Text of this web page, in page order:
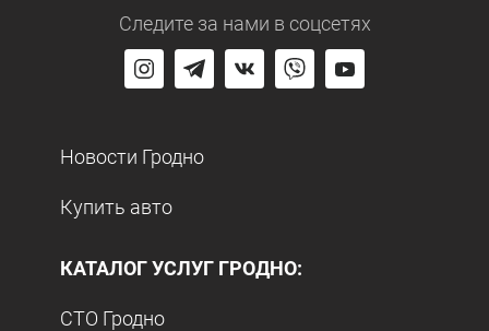
Следите за нами в соцсетях
Новости Гродно
Купить авто
КАТАЛОГ УСЛУГ ГРОДНО:
СТО Гродно